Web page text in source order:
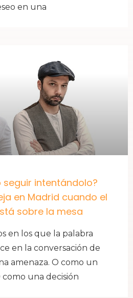
en una
seguir intentándolo?
en Madrid cuando el
sobre la mesa
en los que la palabra
en la conversación de
amenaza. O como un
como una decisión